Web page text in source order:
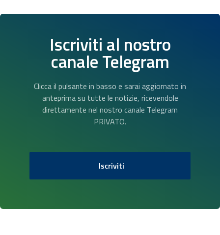
Iscriviti al nostro
canale Telegram
Clicca il pulsante in basso e sarai aggiornato in
anteprima su tutte le notizie, ricevendole
direttamente nel nostro canale Telegram
PRIVATO.
Iscriviti